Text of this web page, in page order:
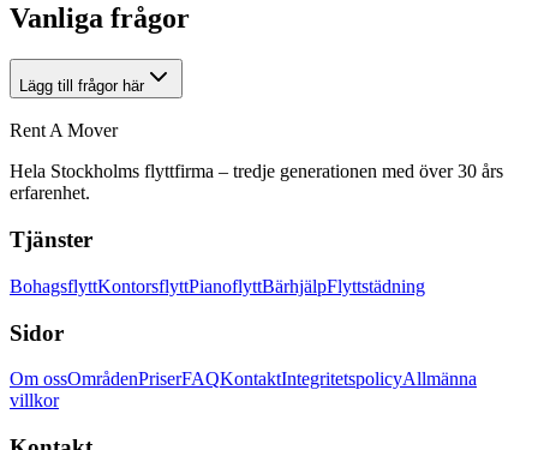
Vanliga frågor
Lägg till frågor här
Rent A Mover
Hela Stockholms flyttfirma – tredje generationen med över 30 års
erfarenhet.
Tjänster
BohagsflyttKontorsflyttPianoflyttBärhjälpFlyttstädning
Sidor
Om ossOmrådenPriserFAQKontaktIntegritetspolicyAllmänna
villkor